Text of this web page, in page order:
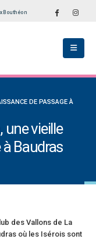
Bouthéon
DE PASSAGE À
une vieille
Baudras
des Vallons de La
où les Isérois sont
et un nouveau venu
tout un programme de
être prêt le 13 septembre!